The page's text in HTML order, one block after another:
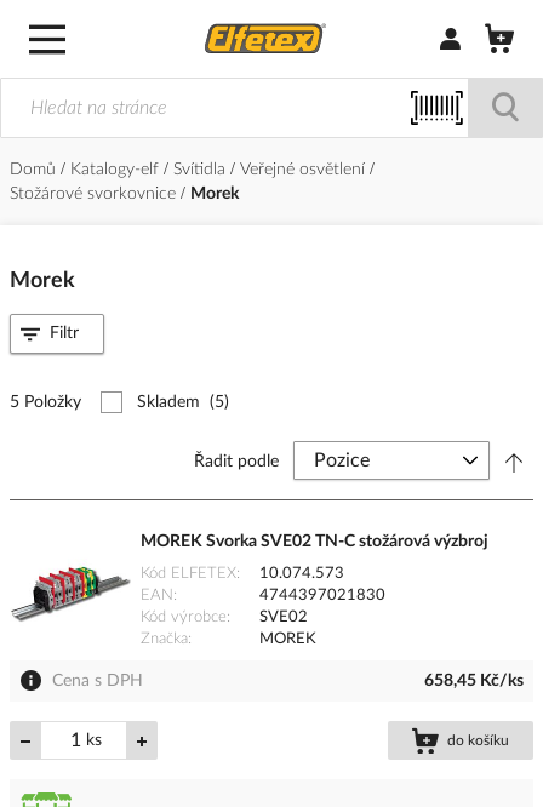
Přihlásit/
Domů Katalogy-elf Svítidla
Veřejné osvětlení
Stožárové svorkovnice
Morek
Morek
5 Položky Skladem (5)
Řadit podle
MOREK Svorka SVE02 TN-C stožárová výzbroj
Kód ELFETEX
10.074.573
EAN
4744397021830
Kód výrobce
SVE02
Značka
MOREK
Cena s DPH 658,45 Kč/ks
ks do košíku
Filtr